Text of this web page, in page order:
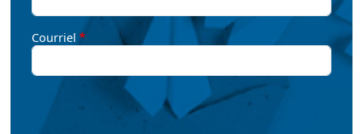
Courriel